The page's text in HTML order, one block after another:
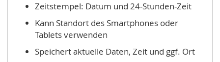
Zeitstempel: Datum und 24-Stunden-Zeit
Kann Standort des Smartphones oder
Tablets verwenden
Speichert aktuelle Daten, Zeit und ggf. Ort